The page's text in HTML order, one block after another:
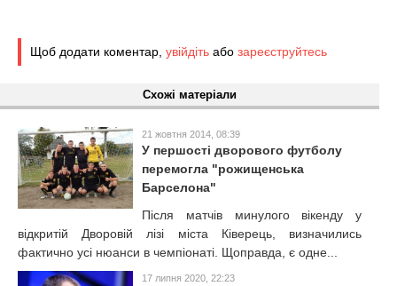
Щоб додати коментар, увійдіть або зареєструйтесь
Схожі матеріали
21 жовтня 2014, 08:39
У першості дворового футболу
перемогла "рожищенська
Барселона"
Після матчів минулого вікенду у
відкритій Дворовій лізі міста Ківерець, визначились
фактично усі нюанси в чемпіонаті. Щоправда, є одне...
17 липня 2020, 22:23